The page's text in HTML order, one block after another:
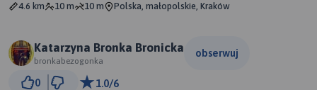
4.6 km 10 m 10 m Polska, małopolskie, Kraków
Katarzyna Bronka Bronicka
bronkabezogonka
obserwuj
0 1.0/6